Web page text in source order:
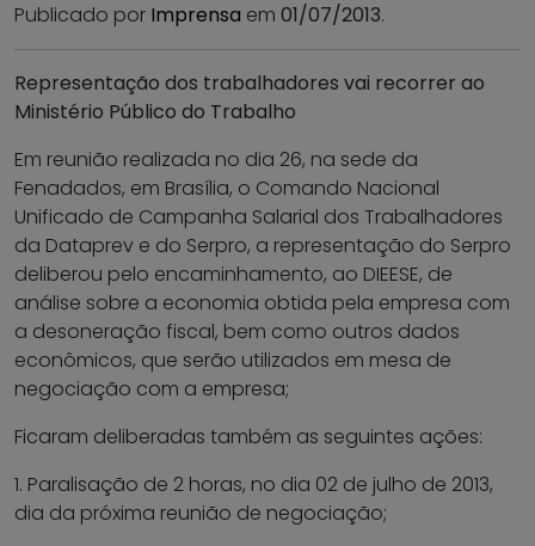
Publicado por Imprensa em 01/07/2013.
Representação dos trabalhadores vai recorrer ao
Ministério Público do Trabalho
Em reunião realizada no dia 26, na sede da
Fenadados, em Brasília, o Comando Nacional
Unificado de Campanha Salarial dos Trabalhadores
da Dataprev e do Serpro, a representação do Serpro
deliberou pelo encaminhamento, ao DIEESE, de
análise sobre a economia obtida pela empresa com
a desoneração fiscal, bem como outros dados
econômicos, que serão utilizados em mesa de
negociação com a empresa;
Ficaram deliberadas também as seguintes ações:
1. Paralisação de 2 horas, no dia 02 de julho de 2013,
dia da próxima reunião de negociação;